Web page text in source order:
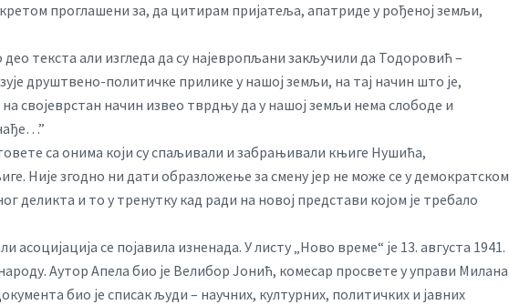
проглашени за, да цитирам пријатеља, апатриде у рођеној земљи,
текста али изгледа да су најевропљани закључили да Тодоровић –
друштвено-политичке прилике у нашој земљи, на тај начин што је,
својеврстан начин извео тврдњу да у нашој земљи нема слободе и
са онима који су спаљивали и забрањивали књиге Нушића,
Није згодно ни дати образложење за смену јер не може се у демократском
деликта и то у тренутку кад ради на новој представи којом је требало
се појавила изненада. У листу „Ново време“ је 13. августа 1941.
Аутор Апела био је Велибор Јонић, комесар просвете у управи Милана
био је списак људи – научних, културних, политичких и јавних